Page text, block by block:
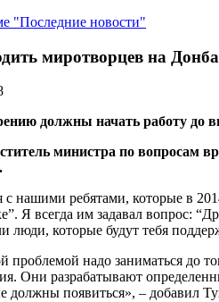
"Последние новости"
миротворцев на
должны начать работу до
министра по вопросам
нашими ребятами, которые в
Я всегда им задавал вопрос:
люди, которые будут тебя
проблемой надо заниматься до
Они разрабатывают
должны появиться», – добавил